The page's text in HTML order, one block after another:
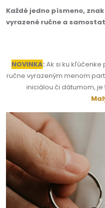
Každé jedno písmeno,
vyrazené ručne a
NOVINKA: Ak si ku kľúčenke
ručne vyrazeným menom
iniciálou či dátumom,